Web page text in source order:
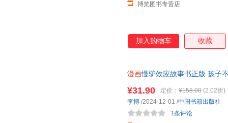
博览图书专营店
加入购物车 收藏
漫画慢驴效应故事书正版 孩子
¥31.90 定价： ¥158.00 (2.02折)
1条评论
李博 /2024-12-01 /中国书籍出版社